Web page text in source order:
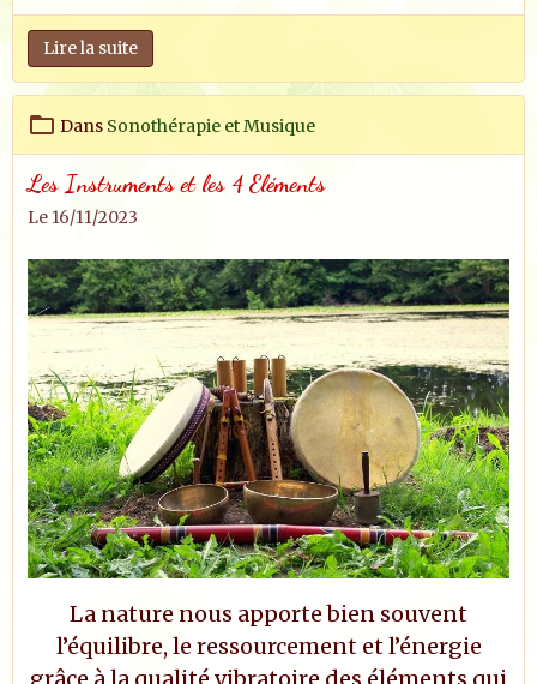
Lire la suite
Dans Sonothérapie et Musique
Les Instruments et les 4 Eléments
Le 16/11/2023
La nature nous apporte bien souvent
l’équilibre, le ressourcement et l’énergie